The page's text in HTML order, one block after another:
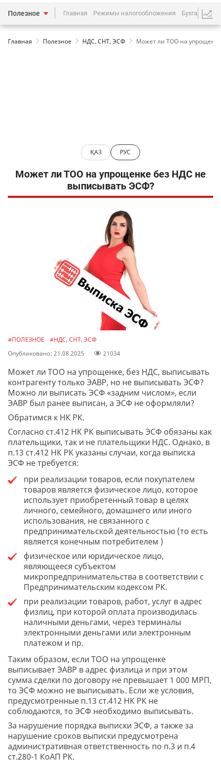
Полезное Главная Режимы налогообложения Бухгалтерия
Главная Полезное НДС, СНТ, ЭСФ Может ли ТОО на
Может ли ТОО на упрощенке без НДС не
выписывать ЭСФ?
ҚАЗ РУС
#ПОЛЕЗНОЕ
#НДС, СНТ, ЭСФ
Опубликовано: 21.08.2025
21034
Может ли ТОО на упрощенке, без НДС, выписывать
контрагенту только ЭАВР, но не выписывать ЭСФ?
Можно ли выписать ЭСФ «задним числом», если
ЭАВР был ранее выписан, а ЭСФ не оформляли?
Обратимся к НК РК.
Согласно ст.412 НК РК выписывать ЭСФ обязаны как
плательщики, так и не плательщики НДС. Однако, в
п.13 ст.412 НК РК указаны случаи, когда выписка
ЭСФ не требуется:
при реализации товаров, если покупателем
товаров является физическое лицо, которое
использует приобретенный товар в целях
личного, семейного, домашнего или иного
использования, не связанного с
предпринимательской деятельностью (то есть
является конечным потребителем )
физическое или юридическое лицо,
являющееся субъектом
микропредпринимательства в соответствии с
Предпринимательским кодексом РК.
при реализации товаров, работ, услуг в адрес
физлиц, при которой оплата производилась
наличными деньгами, через терминалы
электронными деньгами или электронным
платежом и пр.
Таким образом, если ТОО на упрощенке
выписывает ЭАВР в адрес физлица и при этом
сумма сделки по договору не превышает 1 000 МРП,
то ЭСФ можно не выписывать. Если же условия,
предусмотренные п.13 ст.412 НК РК не
соблюдаются, то ЭСФ необходимо выписывать.
За нарушение порядка выписки ЭСФ, а также за
нарушение сроков выписки предусмотрена
административная ответственность по п.3 и п.4
ст.280-1 КоАП РК.